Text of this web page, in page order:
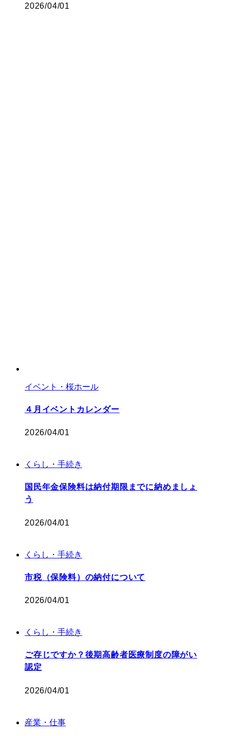
2026/04/01
イベント・桜ホール
４月イベントカレンダー
2026/04/01
くらし・手続き
国民年金保険料は納付期限までに納めましょ
う
2026/04/01
くらし・手続き
市税（保険料）の納付について
2026/04/01
くらし・手続き
ご存じですか？後期高齢者医療制度の障がい
認定
2026/04/01
産業・仕事